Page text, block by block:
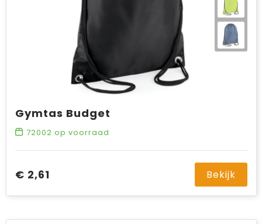
Gymtas Budget
72002 op voorraad
€ 2,61 Bekijk